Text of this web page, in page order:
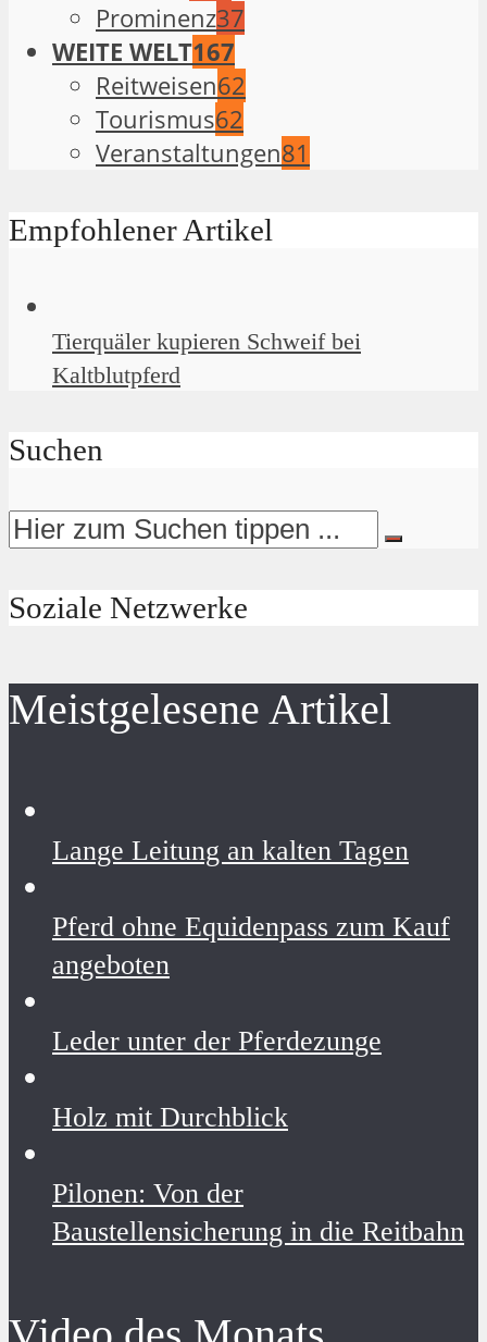
Prominenz37
WEITE WELT167
Reitweisen62
Tourismus62
Veranstaltungen81
Empfohlener Artikel
Tierquäler kupieren Schweif bei
Kaltblutpferd
Suchen
Soziale Netzwerke
Meistgelesene Artikel
Lange Leitung an kalten Tagen
Pferd ohne Equidenpass zum Kauf
angeboten
Leder unter der Pferdezunge
Holz mit Durchblick
Pilonen: Von der
Baustellensicherung in die Reitbahn